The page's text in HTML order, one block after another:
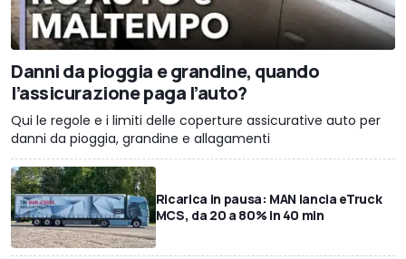
Danni da pioggia e grandine, quando
l’assicurazione paga l’auto?
Qui le regole e i limiti delle coperture assicurative auto per
danni da pioggia, grandine e allagamenti
Ricarica in pausa: MAN lancia eTruck
MCS, da 20 a 80% in 40 min